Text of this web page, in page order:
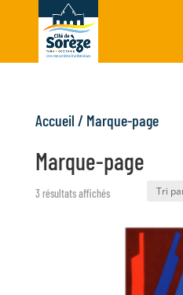
Accueil / Marque-page
Marque-page
3 résultats affichés